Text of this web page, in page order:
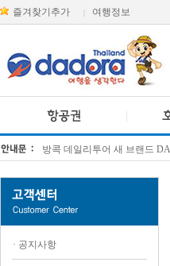
즐겨찾기추가 여행정보
방콕 데일리투어 새 브랜드
· 공지사항